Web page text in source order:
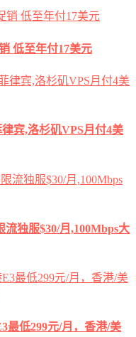
低至年付17美元
宾,洛杉矶VPS月付4美
独服$30/月,100Mbps大
最低299元/月，香港/美